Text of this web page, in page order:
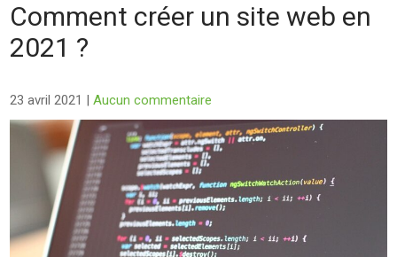
Comment créer un site web en
2021 ?
23 avril 2021 |Aucun commentaire